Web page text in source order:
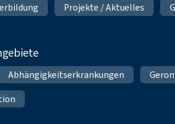
Projekte / Aktuelles
Abhängigkeitserkrankungen